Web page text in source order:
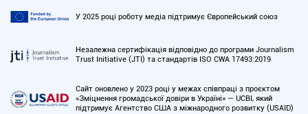
У 2025 році роботу медіа підтримує Європейський союз
Незалежна сертифікація відповідно до програми Journalism
Trust Initiative (JTI) та стандартів ISO CWA 17493:2019
Сайт оновлено у 2023 році у межах співпраці з проєктом
«Зміцнення громадської довіри в Україні» — UCBI, який
підтримує Агентство США з міжнародного розвитку (USAID)